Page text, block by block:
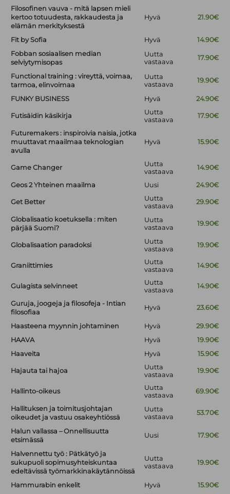
Filosofinen vauva - mitä lapsen mieli
kertoo totuudesta, rakkaudesta ja
elämän merkityksestä
Hyvä 21.90€
Fit by Sofia Hyvä
14.90€
Fobban sosiaalisen median
selviytymisopas
Uutta
vastaava
17.90€
Functional training : vireyttä, voimaa,
tarmoa, elinvoimaa
Uutta
vastaava
19.90€
FUNKY BUSINESS Hyvä 24.90€
Futisäidin käsikirja
Uutta
vastaava
17.90€
Futuremakers : inspiroivia naisia, jotka
muuttavat maailmaa teknologian
avulla
Hyvä 15.90€
Game Changer
Uutta
vastaava
14.90€
Geos 2 Yhteinen maailma Uusi 24.90€
Get Better
Uutta
vastaava
29.90€
Globalisaatio koetuksella : miten
pärjää Suomi?
Uutta
vastaava
19.90€
Globalisaation paradoksi
Uutta
vastaava
19.90€
Graniittimies
Uutta
vastaava
14.90€
Gulagista selvinneet
Uutta
vastaava
14.90€
Guruja, joogeja ja filosofeja - Intian
filosofiaa
Hyvä 23.60€
Haasteena myynnin johtaminen Hyvä
29.90€
HAAVA
Hyvä
19.90€
Haaveita
Hyvä 15.90€
Hajauta tai hajoa
Uutta
vastaava
19.90€
Hallinto-oikeus
Uutta
vastaava
69.90€
Hallituksen ja toimitusjohtajan
oikeudet ja vastuu osakeyhtiössä
Uutta
vastaava
53.70€
Halun vallassa – Onnellisuutta
etsimässä
Uusi 17.90€
Halvennettu työ : Pätkätyö ja
sukupuoli sopimusyhteiskuntaa
edeltävissä työmarkkinakäytännöissä
Uutta
vastaava
19.90€
Hammurabin enkelit Hyvä 15.90€